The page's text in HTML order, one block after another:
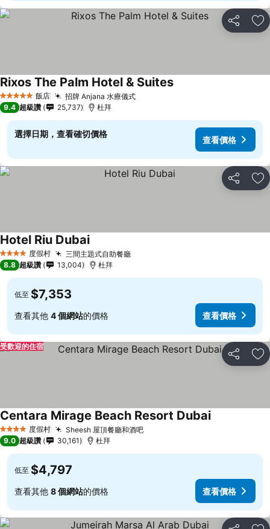
分享 加
5 星級 飯店 招牌 Anjana 水療儀式查看價格
Rixos The Palm Hotel & Suites查看價格
9.4 超級讚 25,737 杜拜
選擇日期，查看確切價格
查看價格
分享 加
4 星級 度假村 三間主題式自助餐廳查看價格
Hotel Riu Dubai查看價格
8.8 超級讚 13,004 杜拜
低至 $7,353
查看其他 4 個網站的價格 查看價格
分享 加
受歡迎的住宿
4 星級 度假村 Sheesh 屋頂餐廳和酒吧查看價格
Centara Mirage Beach Resort Dubai查看價格
9.0 超級讚 30,161 杜拜
低至 $4,797
查看其他 8 個網站的價格 查看價格